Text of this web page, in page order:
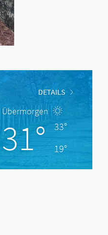
DETAILS
Übermorgen
31°
33°
19°